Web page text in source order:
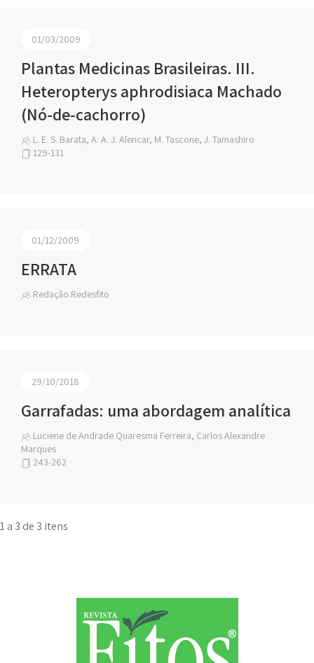
01/03/2009
Plantas Medicinas Brasileiras. III.
Heteropterys aphrodisiaca Machado
(Nó-de-cachorro)
L. E. S. Barata, A. A. J. Alencar, M. Tascone, J. Tamashiro
129-131
01/12/2009
ERRATA
Redação Redesfito
29/10/2018
Garrafadas: uma abordagem analítica
Luciene de Andrade Quaresma Ferreira, Carlos Alexandre
Marques
243-262
1 a 3 de 3 itens